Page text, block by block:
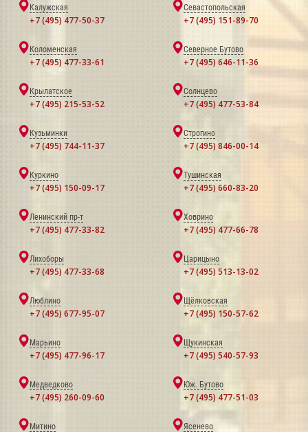
Калужская
+7 (495) 477-50-37
Севастопольская
+7 (495) 151-89-70
Коломенская
+7 (495) 477-33-61
Северное Бутово
+7 (495) 646-11-36
Крылатское
+7 (495) 215-53-52
Солнцево
+7 (495) 477-53-84
Кузьминки
+7 (495) 744-11-37
Строгино
+7 (495) 846-00-14
Куркино
+7 (495) 150-09-17
Тушинская
+7 (495) 660-83-20
Ленинский пр-т
+7 (495) 477-33-82
Ховрино
+7 (495) 477-66-78
Лихоборы
+7 (495) 477-33-68
Царицыно
+7 (495) 513-13-02
Люблино
+7 (495) 677-95-07
Щёлковская
+7 (495) 150-57-62
Марьино
+7 (495) 477-96-17
Щукинская
+7 (495) 540-57-93
Медведково
+7 (495) 260-09-60
Юж. Бутово
+7 (495) 477-51-03
Митино Ясенево